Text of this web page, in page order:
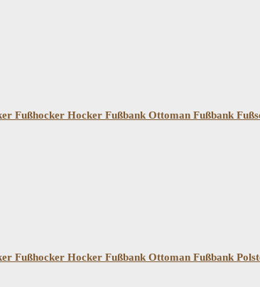
Fußhocker Hocker Fußbank Ottoman Fußbank
Fußhocker Hocker Fußbank Ottoman Fußbank